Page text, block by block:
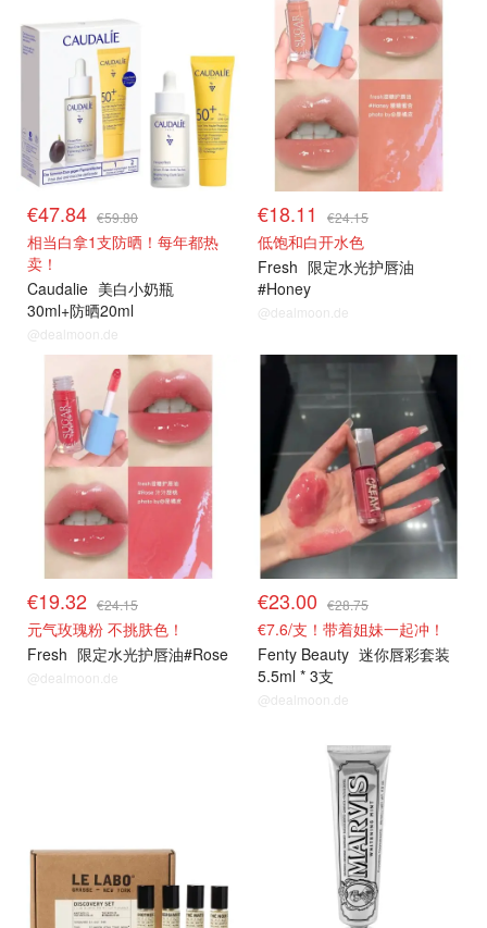
€47.84 €59.80
相当白拿1支防晒！每年都热
卖！
Caudalie 美白小奶瓶
30ml+防晒20ml
@dealmoon.de
€18.11 €24.15
低饱和白开水色
Fresh 限定水光护唇油
#Honey
@dealmoon.de
€19.32 €24.15
元气玫瑰粉 不挑肤色！
Fresh 限定水光护唇油#Rose
@dealmoon.de
€23.00 €28.75
€7.6/支！带着姐妹一起冲！
Fenty Beauty 迷你唇彩套装
5.5ml * 3支
@dealmoon.de